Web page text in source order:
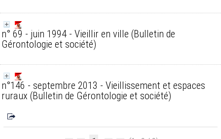
n° 69 - juin 1994 - Vieillir en ville (Bulletin de
Gérontologie et société)
n°146 - septembre 2013 - Vieillissement et espaces
ruraux (Bulletin de Gérontologie et société)